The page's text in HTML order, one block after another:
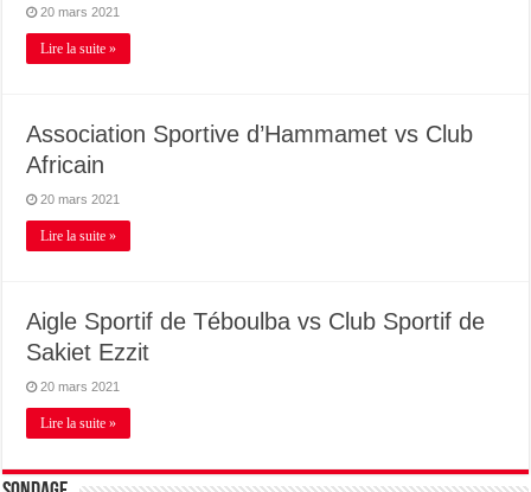
20 mars 2021
Lire la suite »
Association Sportive d’Hammamet vs Club
Africain
20 mars 2021
Lire la suite »
Aigle Sportif de Téboulba vs Club Sportif de
Sakiet Ezzit
20 mars 2021
Lire la suite »